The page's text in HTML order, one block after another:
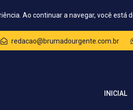
Ao continuar a navegar, você está
redacao@brumadourgente.com.br
INICIAL